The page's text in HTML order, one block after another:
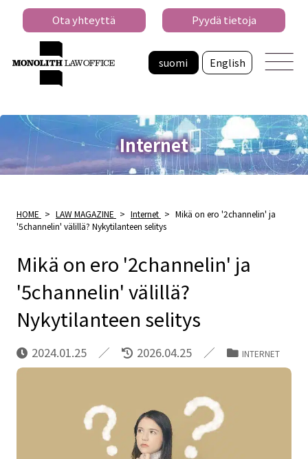
suomi English
Ota yhteyttä Pyydä tietoja
Internet
HOME > LAW MAGAZINE > Internet > Mikä on ero '2channelin' ja
'5channelin' välillä? Nykytilanteen selitys
Mikä on ero '2channelin' ja
'5channelin' välillä?
Nykytilanteen selitys
2024.01.25 2026.04.25 INTERNET